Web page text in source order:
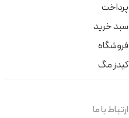
پرداخت
سبد خرید
فروشگاه
کیدز مگ
ارتباط با ما